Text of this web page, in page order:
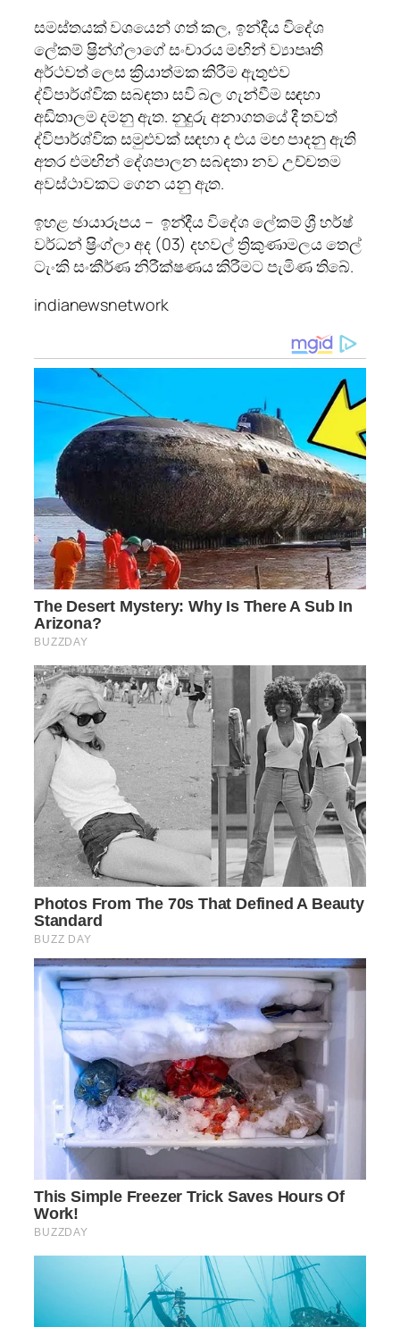
සමස්තයක් වශයෙන් ගත් කල, ඉන්දීය විදේශ
ලේකම් ෂ්‍රින්ග්ලාගේ සංචාරය මඟින් ව්‍යාපෘති
අර්ථවත් ලෙස ක්‍රියාත්මක කිරීම ඇතුළුව
ද්විපාර්ශ්වික සබඳතා සවි බල ගැන්වීම සඳහා
අඩිතාලම දමනු ඇත. නුදුරු අනාගතයේ දී තවත්
ද්විපාර්ශ්වික සමුළුවක් සඳහා ද එය මඟ පාදනු ඇති
අතර එමඟින් දේශපාලන සබඳතා නව උච්චතම
අවස්ථාවකට ගෙන යනු ඇත.
ඉහළ ඡායාරූපය – ඉන්දීය විදේශ ලේකම් ශ්‍රී හර්ෂ්
වර්ධන් ෂ්‍රිංග්ලා අද (03) දහවල් ත්‍රිකුණාමලය තෙල්
ටැංකි සංකීර්ණ නිරීක්ෂණය කිරීමට පැමිණ තිබේ.
indianewsnetwork